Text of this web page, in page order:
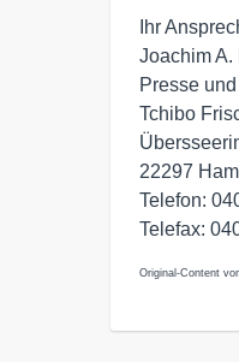
Ihr
Joachim A.
Presse
Tchibo
22297
Telefon:
Telefax:
Original-Content